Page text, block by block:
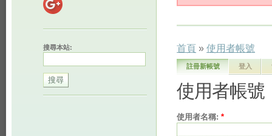
搜尋本站: 首頁 »使用者帳號
註冊新帳號 登入
使用者帳號
使用者名稱:*